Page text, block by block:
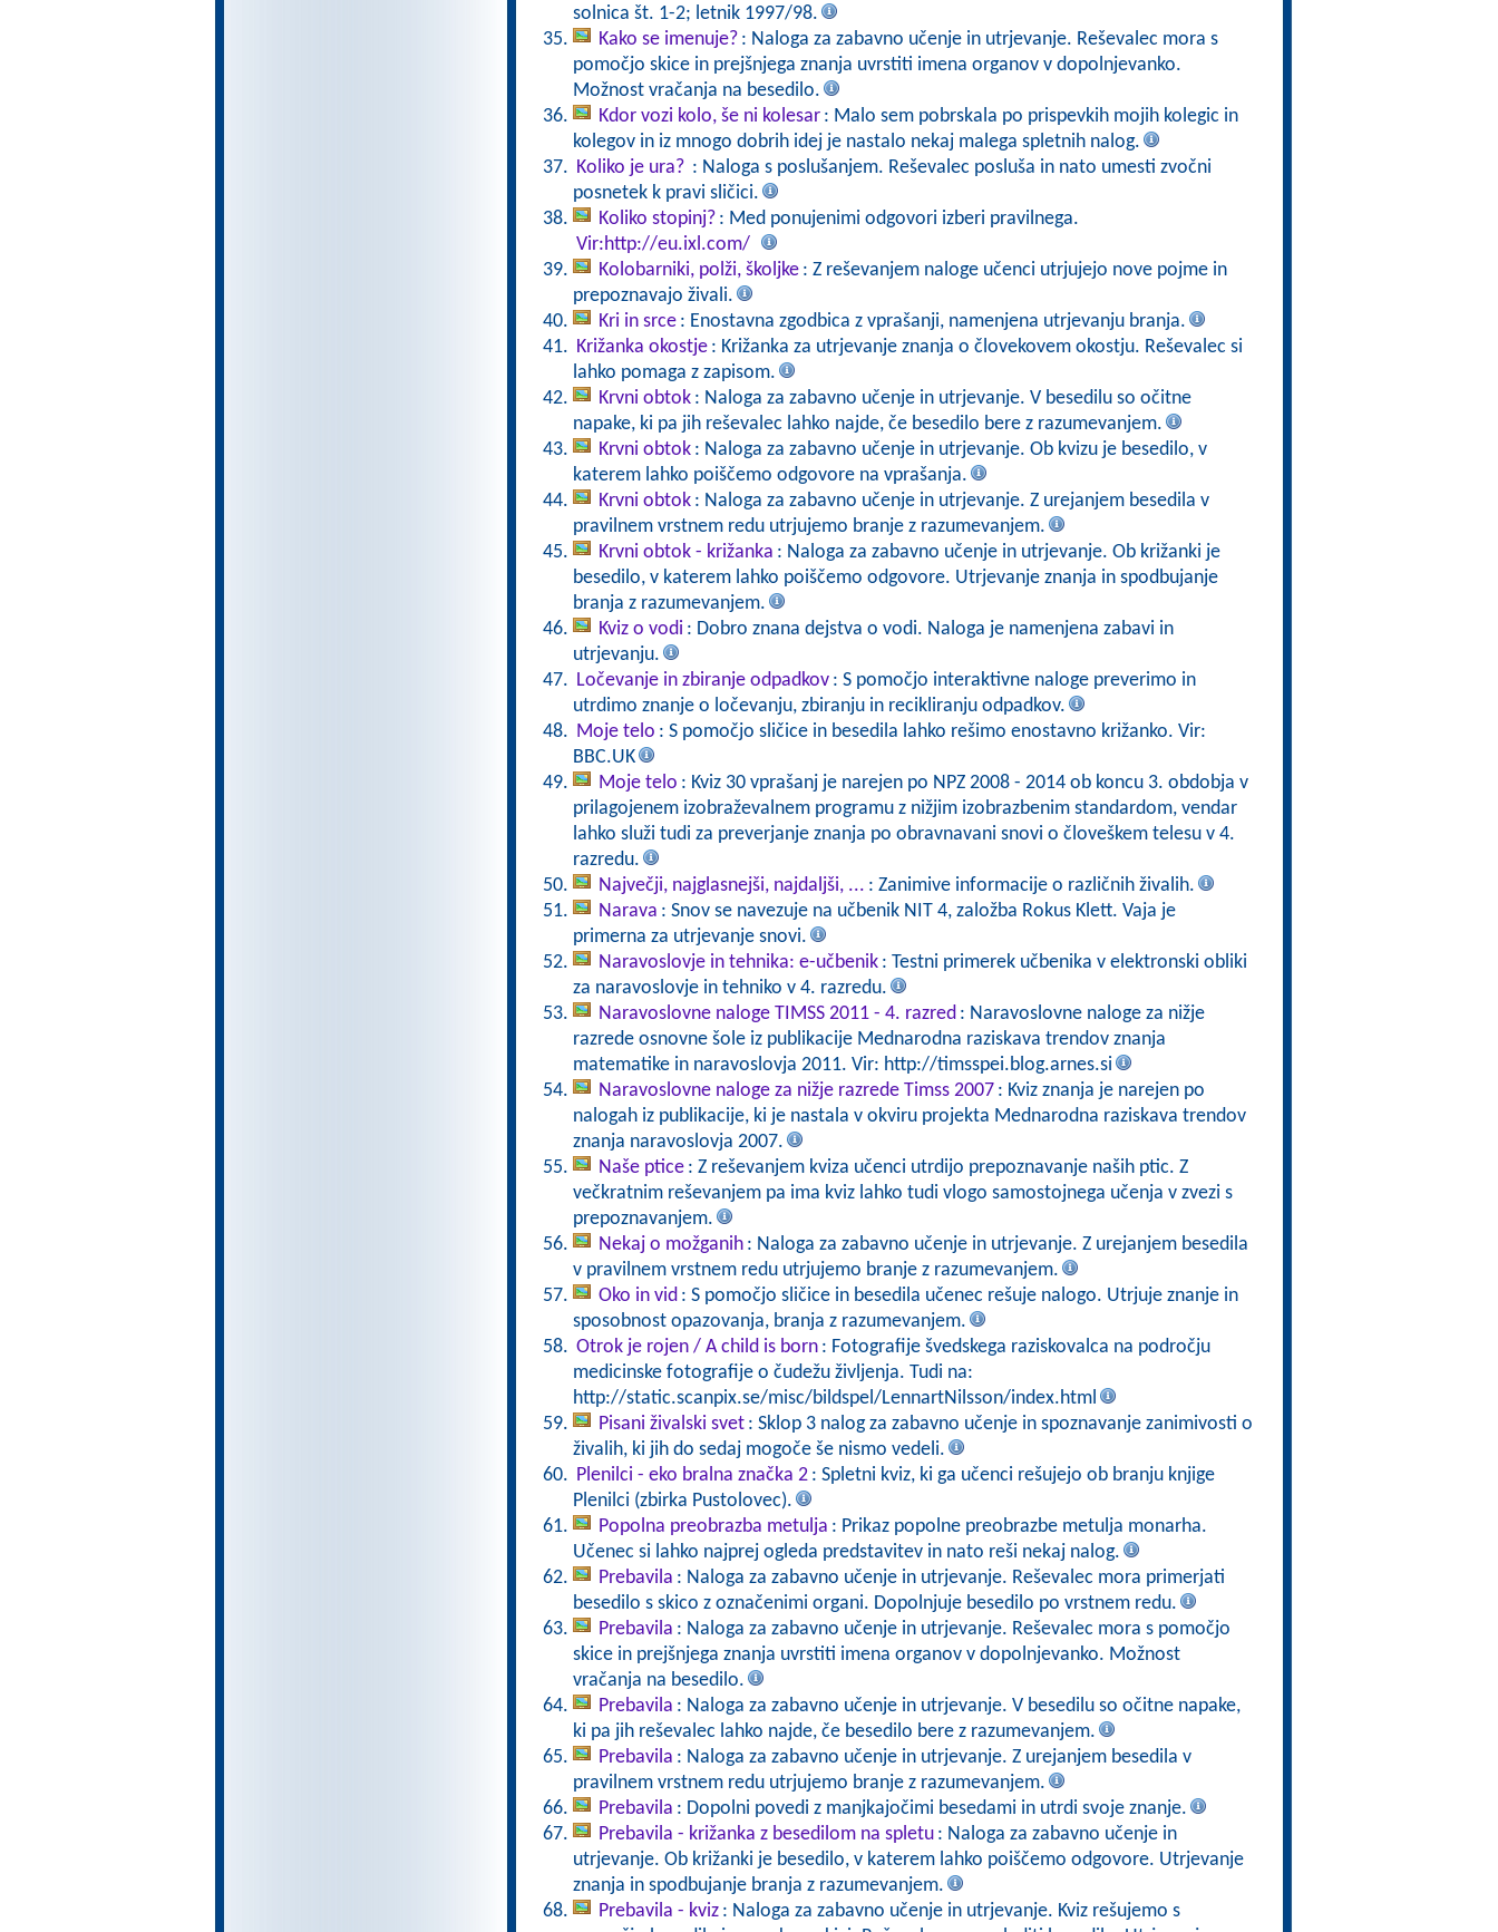
solnica št. 1-2; letnik 1997/98.
Kako se imenuje? : Naloga za zabavno učenje in utrjevanje. Reševalec mora s
pomočjo skice in prejšnjega znanja uvrstiti imena organov v dopolnjevanko.
Možnost vračanja na besedilo.
Kdor vozi kolo, še ni kolesar : Malo sem pobrskala po prispevkih mojih kolegic in
kolegov in iz mnogo dobrih idej je nastalo nekaj malega spletnih nalog.
Koliko je ura? : Naloga s poslušanjem. Reševalec posluša in nato umesti zvočni
posnetek k pravi sličici.
Koliko stopinj? : Med ponujenimi odgovori izberi pravilnega.
Vir:http://eu.ixl.com/
Kolobarniki, polži, školjke : Z reševanjem naloge učenci utrjujejo nove pojme in
prepoznavajo živali.
Kri in srce : Enostavna zgodbica z vprašanji, namenjena utrjevanju branja.
Križanka okostje : Križanka za utrjevanje znanja o človekovem okostju. Reševalec si
lahko pomaga z zapisom.
Krvni obtok : Naloga za zabavno učenje in utrjevanje. V besedilu so očitne
napake, ki pa jih reševalec lahko najde, če besedilo bere z razumevanjem.
Krvni obtok : Naloga za zabavno učenje in utrjevanje. Ob kvizu je besedilo, v
katerem lahko poiščemo odgovore na vprašanja.
Krvni obtok : Naloga za zabavno učenje in utrjevanje. Z urejanjem besedila v
pravilnem vrstnem redu utrjujemo branje z razumevanjem.
Krvni obtok - križanka : Naloga za zabavno učenje in utrjevanje. Ob križanki je
besedilo, v katerem lahko poiščemo odgovore. Utrjevanje znanja in spodbujanje
branja z razumevanjem.
Kviz o vodi : Dobro znana dejstva o vodi. Naloga je namenjena zabavi in
utrjevanju.
Ločevanje in zbiranje odpadkov : S pomočjo interaktivne naloge preverimo in
utrdimo znanje o ločevanju, zbiranju in recikliranju odpadkov.
Moje telo : S pomočjo sličice in besedila lahko rešimo enostavno križanko. Vir:
BBC.UK
Moje telo : Kviz 30 vprašanj je narejen po NPZ 2008 - 2014 ob koncu 3. obdobja v
prilagojenem izobraževalnem programu z nižjim izobrazbenim standardom, vendar
lahko služi tudi za preverjanje znanja po obravnavani snovi o človeškem telesu v 4.
razredu.
Največji, najglasnejši, najdaljši, ... : Zanimive informacije o različnih živalih.
Narava : Snov se navezuje na učbenik NIT 4, založba Rokus Klett. Vaja je
primerna za utrjevanje snovi.
Naravoslovje in tehnika: e-učbenik : Testni primerek učbenika v elektronski obliki
za naravoslovje in tehniko v 4. razredu.
Naravoslovne naloge TIMSS 2011 - 4. razred : Naravoslovne naloge za nižje
razrede osnovne šole iz publikacije Mednarodna raziskava trendov znanja
matematike in naravoslovja 2011. Vir: http://timsspei.blog.arnes.si
Naravoslovne naloge za nižje razrede Timss 2007 : Kviz znanja je narejen po
nalogah iz publikacije, ki je nastala v okviru projekta Mednarodna raziskava trendov
znanja naravoslovja 2007.
Naše ptice : Z reševanjem kviza učenci utrdijo prepoznavanje naših ptic. Z
večkratnim reševanjem pa ima kviz lahko tudi vlogo samostojnega učenja v zvezi s
prepoznavanjem.
Nekaj o možganih : Naloga za zabavno učenje in utrjevanje. Z urejanjem besedila
v pravilnem vrstnem redu utrjujemo branje z razumevanjem.
Oko in vid : S pomočjo sličice in besedila učenec rešuje nalogo. Utrjuje znanje in
sposobnost opazovanja, branja z razumevanjem.
Otrok je rojen / A child is born : Fotografije švedskega raziskovalca na področju
medicinske fotografije o čudežu življenja. Tudi na:
http://static.scanpix.se/misc/bildspel/LennartNilsson/index.html
Pisani živalski svet : Sklop 3 nalog za zabavno učenje in spoznavanje zanimivosti o
živalih, ki jih do sedaj mogoče še nismo vedeli.
Plenilci - eko bralna značka 2 : Spletni kviz, ki ga učenci rešujejo ob branju knjige
Plenilci (zbirka Pustolovec).
Popolna preobrazba metulja : Prikaz popolne preobrazbe metulja monarha.
Učenec si lahko najprej ogleda predstavitev in nato reši nekaj nalog.
Prebavila : Naloga za zabavno učenje in utrjevanje. Reševalec mora primerjati
besedilo s skico z označenimi organi. Dopolnjuje besedilo po vrstnem redu.
Prebavila : Naloga za zabavno učenje in utrjevanje. Reševalec mora s pomočjo
skice in prejšnjega znanja uvrstiti imena organov v dopolnjevanko. Možnost
vračanja na besedilo.
Prebavila : Naloga za zabavno učenje in utrjevanje. V besedilu so očitne napake,
ki pa jih reševalec lahko najde, če besedilo bere z razumevanjem.
Prebavila : Naloga za zabavno učenje in utrjevanje. Z urejanjem besedila v
pravilnem vrstnem redu utrjujemo branje z razumevanjem.
Prebavila : Dopolni povedi z manjkajočimi besedami in utrdi svoje znanje.
Prebavila - križanka z besedilom na spletu : Naloga za zabavno učenje in
utrjevanje. Ob križanki je besedilo, v katerem lahko poiščemo odgovore. Utrjevanje
znanja in spodbujanje branja z razumevanjem.
Prebavila - kviz : Naloga za zabavno učenje in utrjevanje. Kviz rešujemo s